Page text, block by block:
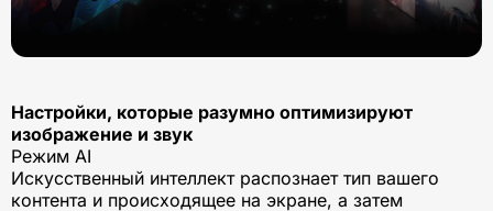
Настройки, которые разумно оптимизируют
изображение и звук
Режим AI
Искусственный интеллект распознает тип вашего
контента и происходящее на экране, а затем